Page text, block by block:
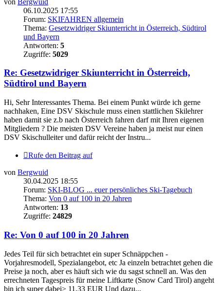
06.10.2025 17:55
Forum: SKIFAHREN allgemein
Thema: Gesetzwidriger Skiunterricht in Österreich, Südtirol
und Bayern
Antworten: 5
Zugriffe: 5029
Re: Gesetzwidriger Skiunterricht in Österreich,
Südtirol und Bayern
Hi, Sehr Interessantes Thema. Bei einem Punkt würde ich gerne
nachhaken, Eine DSV Skischule muss einen stattlichen Skilehrer
haben damit sie z.b nach Österreich fahren darf mit Ihren eigenen
Mitgliedern ? Die meisten DSV Vereine haben ja meist nur einen
DSV Skischulleiter und dafür reicht der Instru...
Rufe den Beitrag auf
von Bergwuid
30.04.2025 18:55
Forum: SKI-BLOG ... euer persönliches Ski-Tagebuch
Thema: Von 0 auf 100 in 20 Jahren
Antworten: 13
Zugriffe: 24829
Re: Von 0 auf 100 in 20 Jahren
Jedes Teil für sich betrachtet ein super Schnäppchen -
Vorjahresmodell, Spezialangebot, etc Ja einzeln betrachtet gehen die
Preise ja noch, aber es häuft sich wie du sagst schnell an. Was den
errechneten Tagespreis für meine Liftkarte (Snow Card Tirol) angeht
bin ich super dabei> 11,33 EUR Und dazu...